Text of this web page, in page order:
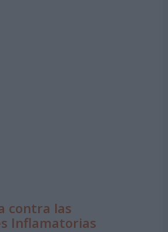
contra las
Inflamatorias